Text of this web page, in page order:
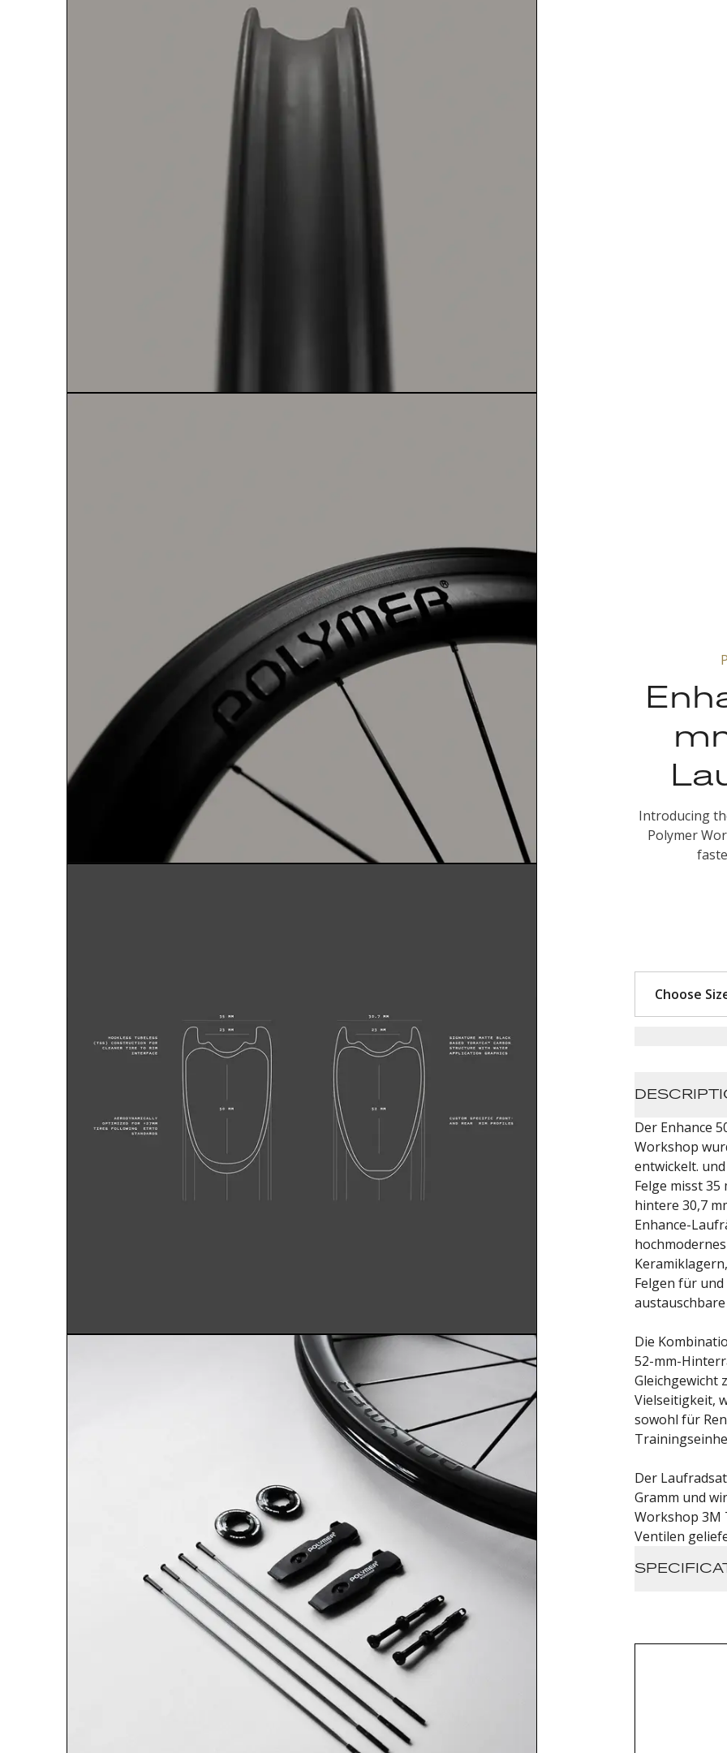
Introducing
Polymer
Der Enhance
Workshop
entwickelt.
Felge misst
hintere 30,7
Enhance-
Felgen für
Die
52-mm-
Gleichgewicht
Vielseitigkeit,
sowohl für
Der
Gramm und
Workshop 3M
Ventilen
Wheel
w/
External
Internal